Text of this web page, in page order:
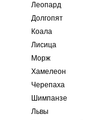
Леопард
Долгопят
Коала
Лисица
Морж
Хамелеон
Черепаха
Шимпанзе
Львы